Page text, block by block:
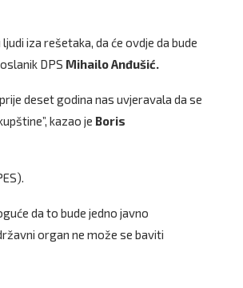
iza rešetaka, da će ovdje da bude
DPS Mihailo Anđušić.
deset godina nas uvjeravala da se
kazao je Boris
da to bude jedno javno
organ ne može se baviti